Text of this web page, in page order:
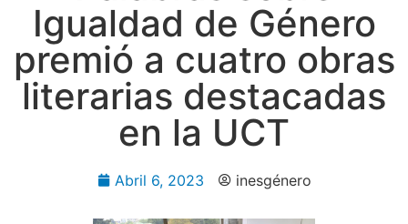
Igualdad de Género
premió a cuatro obras
literarias destacadas
en la UCT
Abril 6, 2023 inesgénero